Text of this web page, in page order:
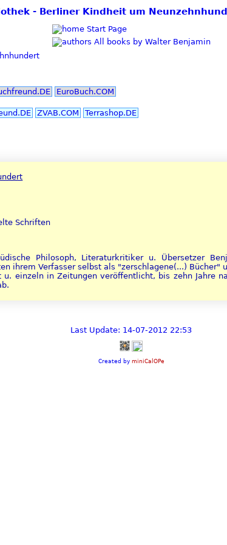
- Berliner Kindheit um
Start Page
All books by Walter Benjamin
EuroBuch.COM
ZVAB.COM Terrashop.DE
Schriften
Philosoph, Literaturkritiker u. Übersetzer
ihrem Verfasser selbst als "zerschlagene(...)
einzeln in Zeitungen veröffentlicht, bis zehn Jahre
Last Update: 14-07-2012 22:53
Created by miniCalOPe